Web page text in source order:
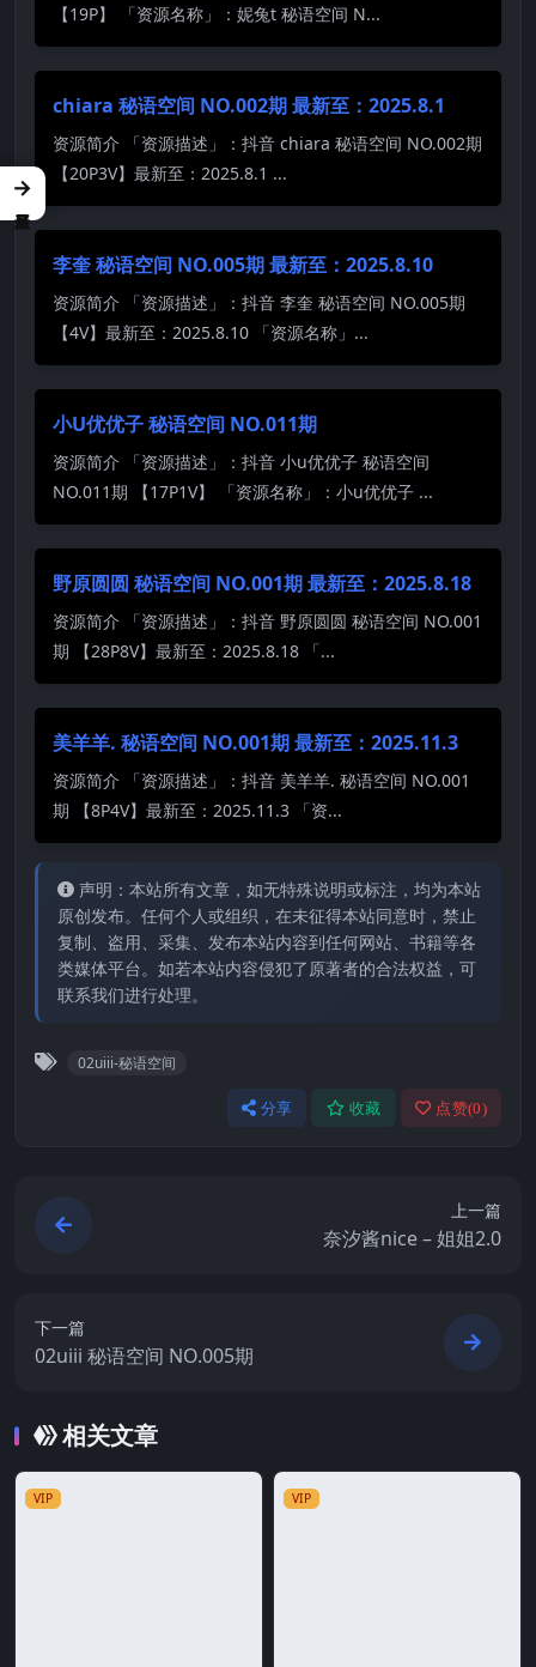
【19P】 「资源名称」：妮兔t 秘语空间 N...
chiara 秘语空间 NO.002期 最新至：2025.8.1
资源简介 「资源描述」：抖音 chiara 秘语空间 NO.002期
【20P3V】最新至：2025.8.1 ...
李奎 秘语空间 NO.005期 最新至：2025.8.10
资源简介 「资源描述」：抖音 李奎 秘语空间 NO.005期
【4V】最新至：2025.8.10 「资源名称」...
小U优优子 秘语空间 NO.011期
资源简介 「资源描述」：抖音 小u优优子 秘语空间
NO.011期 【17P1V】 「资源名称」：小u优优子 ...
野原圆圆 秘语空间 NO.001期 最新至：2025.8.18
资源简介 「资源描述」：抖音 野原圆圆 秘语空间 NO.001
期 【28P8V】最新至：2025.8.18 「...
美羊羊. 秘语空间 NO.001期 最新至：2025.11.3
资源简介 「资源描述」：抖音 美羊羊. 秘语空间 NO.001
期 【8P4V】最新至：2025.11.3 「资...
声明：本站所有文章，如无特殊说明或标注，均为本站
原创发布。任何个人或组织，在未征得本站同意时，禁止
复制、盗用、采集、发布本站内容到任何网站、书籍等各
类媒体平台。如若本站内容侵犯了原著者的合法权益，可
联系我们进行处理。
02uiii-秘语空间
分享 收藏 点赞(0)
上一篇
奈汐酱nice – 姐姐2.0
下一篇
02uiii 秘语空间 NO.005期
相关文章
VIP VIP
→